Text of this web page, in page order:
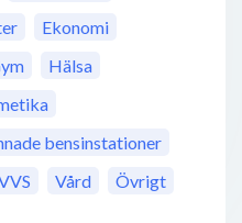
Ekonomi
Hälsa
bensinstationer
Vård Övrigt